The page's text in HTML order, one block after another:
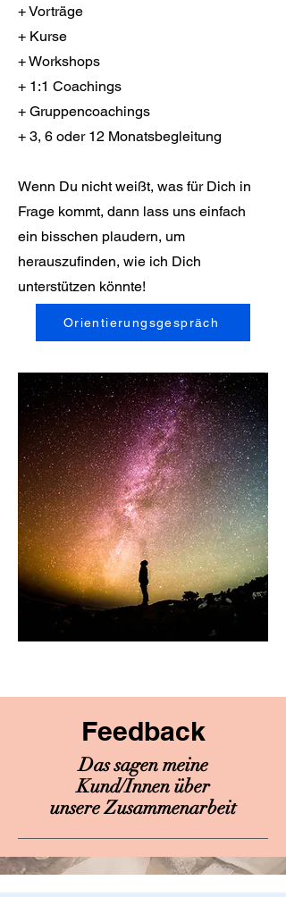
+ Vorträge
+ Kurse
+ Workshops
+ 1:1 Coachings
+ Gruppencoachings
+ 3, 6 oder 12 Monatsbegleitung
Wenn Du nicht weißt, was für Dich in
Frage kommt, dann lass uns einfach
ein bisschen plaudern, um
herauszufinden, wie ich Dich
unterstützen könnte!
Orientierungsgespräch
Feedback
Das sagen meine
Kund/Innenüber
unsere Zusammenarbeit